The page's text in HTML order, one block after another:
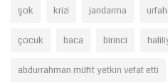
şok krizi jandarma
çocuk baca birinci
abdurrahman müfit yetkin vefat etti